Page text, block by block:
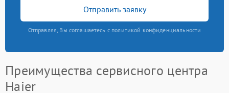
Отправить заявку
Отправляя, Вы соглашаетесь с политикой конфиденциальности
Преимущества сервисного центра
Haier